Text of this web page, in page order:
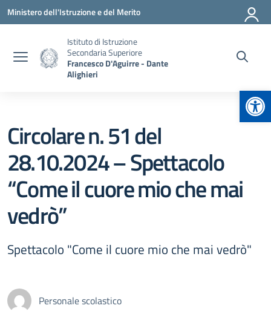
Vai ai contenuti
Vai al menu di navigazione
Vai al footer
Ministero dell'Istruzione e del Merito
Istituto di Istruzione
Secondaria Superiore
Francesco D'Aguirre - Dante
Alighieri
Circolare n. 51 del
28.10.2024 – Spettacolo
“Come il cuore mio che mai
vedrò”
Spettacolo "Come il cuore mio che mai vedrò"
Personale scolastico